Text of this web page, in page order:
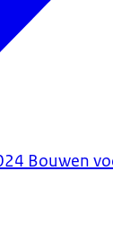
Bouwen